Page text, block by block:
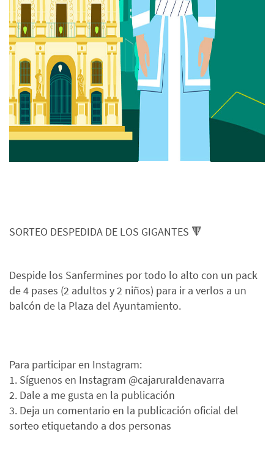
SORTEO DESPEDIDA DE LOS GIGANTES 🔻
Despide los Sanfermines por todo lo alto con un pack
de 4 pases (2 adultos y 2 niños) para ir a verlos a un
balcón de la Plaza del Ayuntamiento.
Para participar en Instagram:
1. Síguenos en Instagram @cajaruraldenavarra
2. Dale a me gusta en la publicación
3. Deja un comentario en la publicación oficial del
sorteo etiquetando a dos personas